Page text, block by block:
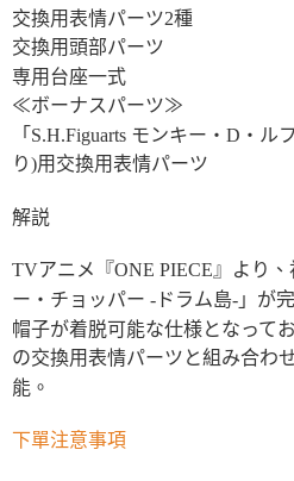
交換用表情パーツ2種
交換用頭部パーツ
専用台座一式
≪ボーナスパーツ≫
「S.H.Figuarts モンキー・D・
り)用交換用表情パーツ
解説
TVアニメ『ONE PIECE』より
ー・チョッパー -ドラム島-」が
帽子が着脱可能な仕様となって
の交換用表情パーツと組み合わ
能。
下單注意事項